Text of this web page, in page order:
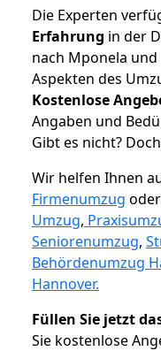
Die Experten
Erfahrung in der
nach Mponela
Aspekten des
Kostenlose
Angaben und
Gibt es nicht?
Wir helfen Ihnen
Firmenumzug
Umzug,
Seniorenumzug,
Behördenumzug
Hannover.
Füllen Sie jetzt
Sie kostenlose